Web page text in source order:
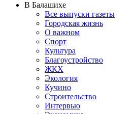
В Балашихе
Все выпуски газеты
Городская жизнь
О важном
Спорт
Культура
Благоустройство
ЖКХ
Экология
Кучино
Строительство
Интервью